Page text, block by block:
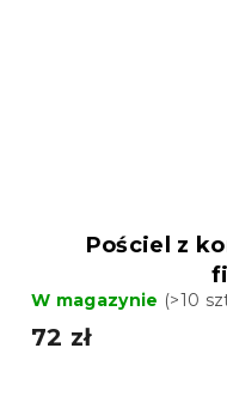
Pościel z
W magazynie (>10
72 zł